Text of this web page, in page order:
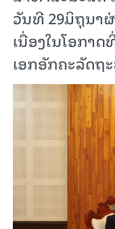
ວັນທີ 29ມິຖຸນາ
ເນື່ອງໃນໂອກາ
ເອກອັກຄະລັດຖ